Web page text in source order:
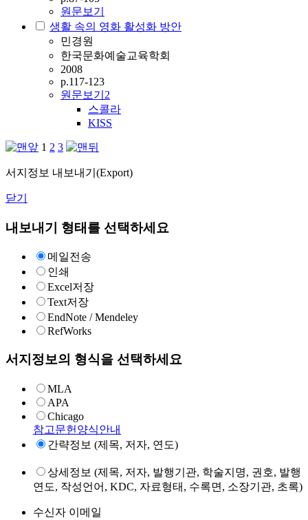
원문보기
생활 속의 영화 활성화 방안
민경원
한국문화예술교육학회
2008
p.117-123
원문보기 2
스콜라
KISS
1 2 3
서지정보 내보내기(Export)
닫기
내보내기 형태를 선택하세요
메일전송
인쇄
Excel저장
Text저장
EndNote / Mendeley
RefWorks
서지정보의 형식을 선택하세요
MLA
APA
Chicago
참고문헌양식안내
간략정보 (제목, 저자, 연도)
상세정보 (제목, 저자, 발행기관, 학술지명, 권호, 발행
연도, 작성언어, KDC, 자료형태, 수록면, 소장기관, 초록)
수신자 이메일